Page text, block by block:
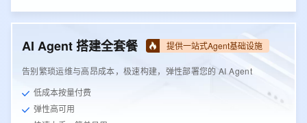
AI Agent 搭建全套餐 提供一站式Agent基础设施
告别繁琐运维与高昂成本，极速构建，弹性部署您的 AI Agent
低成本按量付费
弹性高可用